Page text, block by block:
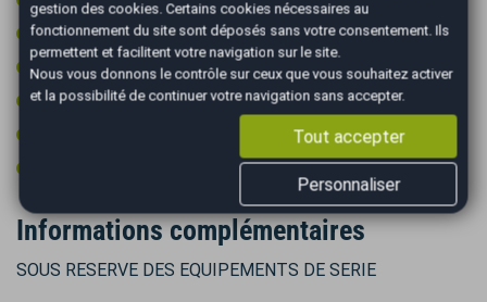
Toit ouvrant électrique en verre
Type Essieu 4x2
Vitres surteintées
Informations complémentaires
SOUS RESERVE DES EQUIPEMENTS DE SERIE
gestion des cookies. Certains cookies nécessaires au
fonctionnement du site sont déposés sans votre consentement. Ils
permettent et facilitent votre navigation sur le site.
Nous vous donnons le contrôle sur ceux que vous souhaitez activer
et la possibilité de continuer votre navigation sans accepter.
Tout accepter
Personnaliser